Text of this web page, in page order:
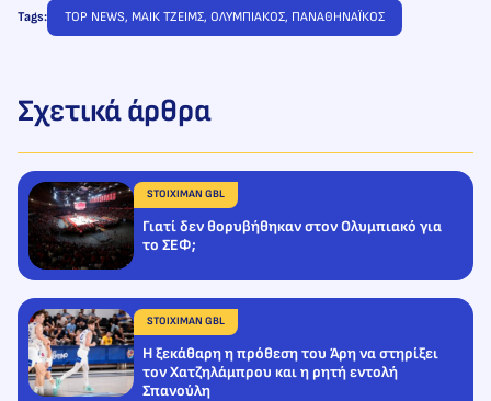
Tags: TOP NEWS, ΜΑΙΚ ΤΖΕΙΜΣ, ΟΛΥΜΠΙΑΚΟΣ, ΠΑΝΑΘΗΝΑΪΚΟΣ
Σχετικά άρθρα
STOIXIMAN GBL
Γιατί δεν θορυβήθηκαν στον Ολυμπιακό για
το ΣΕΦ;
STOIXIMAN GBL
Η ξεκάθαρη η πρόθεση του Άρη να στηρίξει
τον Χατζηλάμπρου και η ρητή εντολή
Σπανούλη